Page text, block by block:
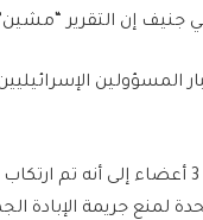
جنيف إن التقرير
المسؤولين
لمنع جريمة الإبادة